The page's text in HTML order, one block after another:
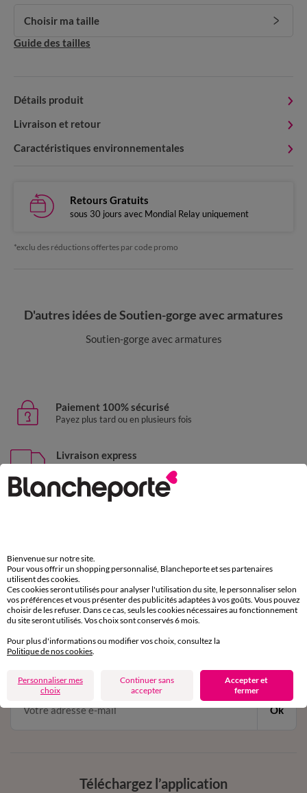
Choisir ma taille
Guide des tailles
Détails produit
Livraison et retour
Caractéristiques environnementales
Retours Gratuits
sous 30 jours avec Mondial Relay uniquement
*exclu des réductions offertes par code promo
D'autres idées de Soutien-gorge avec armatures
Soutien-gorge avec armatures
Paiement 100% sécurisé
Payez plus tard ou en plusieurs fois
Livraison express
domicile, relais, consignes automatiques
Retours gratuits
par chat et par téléphone
de 8h00 à 20h00 du lundi au samedi
11€ Offerts
en vous inscrivant à la newsletter
conditions dans votre email de confirmation
Ok
Téléchargez l’application
Bienvenue sur notre site.
Pour vous offrir un shopping personnalisé, Blancheporte et ses partenaires
utilisent des cookies.
Ces cookies seront utilisés pour analyser l'utilisation du site, le personnaliser selon
vos préférences et vous présenter des publicités adaptées à vos goûts. Vous pouvez
choisir de les refuser. Dans ce cas, seuls les cookies nécessaires au fonctionnement
du site seront utilisés. Vos choix sont conservés 6 mois.
Pour plus d'informations ou modifier vos choix, consultez la
Politique de nos cookies
Personnaliser mes
choix
Continuer sans
accepter
Accepter et
fermer